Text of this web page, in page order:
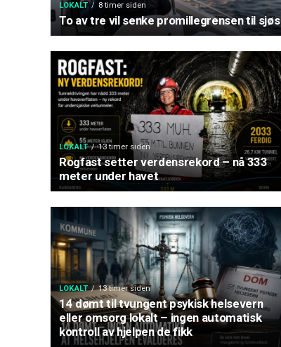
LOKALT 8 timer siden
To av tre vil senke promillegrensen til sjøs
LOKALT 13 timer siden
Rogfast setter verdensrekord – nå 333
meter under havet
LOKALT 13 timer siden
14 dømt til tvungent psykisk helsevern
eller omsorg lokalt – ingen automatisk
kontroll av hjelpen de fikk